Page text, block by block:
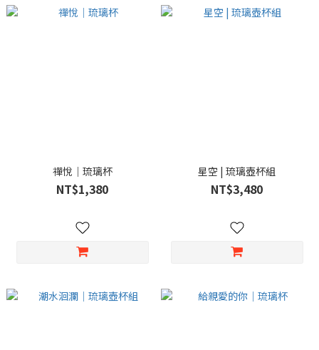
禪悅｜琉璃杯
NT$1,380
星空 | 琉璃壺杯組
NT$3,480